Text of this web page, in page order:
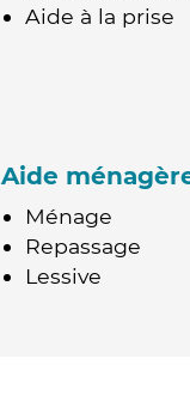
Aide à la prise
Aide
Ménage
Repassage
Lessive